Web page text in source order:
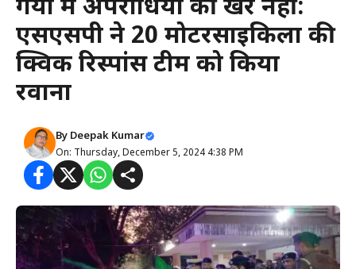
गया में अपराधियों की खैर नहीं:
एसएसपी ने 20 मोटरसाइकिलों की
क्विक रिस्पांस टीम को किया
रवाना
By Deepak Kumar
On: Thursday, December 5, 2024 4:38 PM